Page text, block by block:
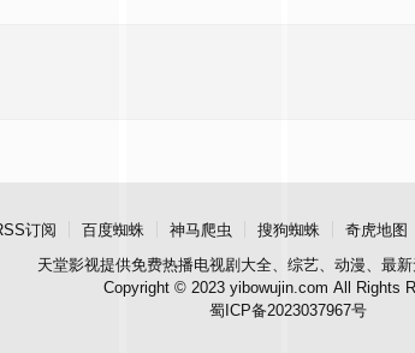
订阅 百度蜘蛛 神马爬虫 搜狗蜘蛛 奇虎地图
天堂影视提供免费热播电视剧大全、综艺、动漫、最
Copyright © 2023 yibowujin.com All Rights
蜀ICP备2023037967号